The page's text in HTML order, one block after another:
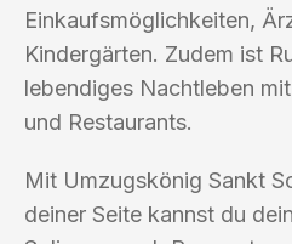
Einkaufsmöglichkeiten,
Kindergärten. Zudem ist
lebendiges Nachtleben
und Restaurants.
Mit Umzugskönig Sankt
deiner Seite kannst du